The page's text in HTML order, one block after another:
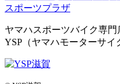
スポーツプラザ
ヤマハスポーツバイク専門
YSP（ヤマハモーターサイ